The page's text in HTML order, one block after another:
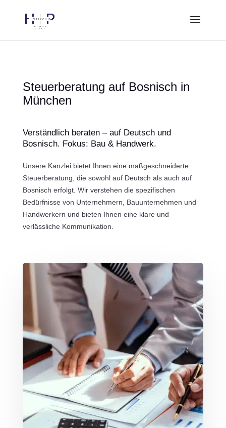
Steuerberatung auf Bosnisch in
München
Verständlich beraten – auf Deutsch und
Bosnisch. Fokus: Bau & Handwerk.
Unsere Kanzlei bietet Ihnen eine maßgeschneiderte
Steuerberatung, die sowohl auf Deutsch als auch auf
Bosnisch erfolgt. Wir verstehen die spezifischen
Bedürfnisse von Unternehmern, Bauunternehmen und
Handwerkern und bieten Ihnen eine klare und
verlässliche Kommunikation.